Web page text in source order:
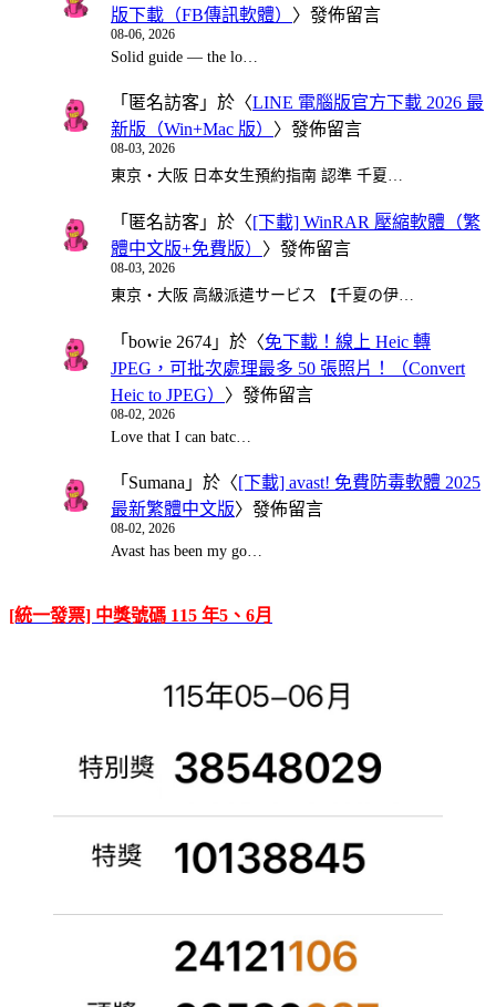
版下載（FB傳訊軟體） 〉發佈留言
08-06, 2026
Solid guide — the lo…
「 匿名訪客 」於〈LINE 電腦版官方下載 2026 最
新版（Win+Mac 版） 〉發佈留言
08-03, 2026
東京・大阪 日本女生預約指南 認準 千夏…
「 匿名訪客 」於〈[下載] WinRAR 壓縮軟體（繁
體中文版+免費版） 〉發佈留言
08-03, 2026
東京・大阪 高級派遣サービス 【千夏の伊…
「 bowie 2674 」於〈免下載！線上 Heic 轉
JPEG，可批次處理最多 50 張照片！（Convert
Heic to JPEG） 〉發佈留言
08-02, 2026
Love that I can batc…
「 Sumana 」於〈[下載] avast! 免費防毒軟體 2025
最新繁體中文版〉發佈留言
08-02, 2026
Avast has been my go…
[統一發票] 中獎號碼 115 年5、6月